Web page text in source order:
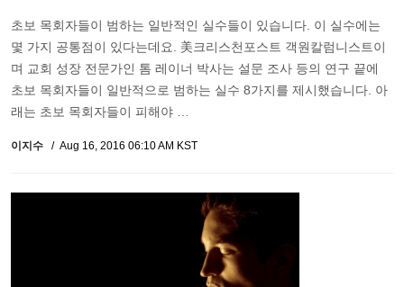
초보 목회자들이 범하는 일반적인 실수들이 있습니다. 이 실수에는
몇 가지 공통점이 있다는데요. 美크리스천포스트 객원칼럼니스트이
며 교회 성장 전문가인 톰 레이너 박사는 설문 조사 등의 연구 끝에
초보 목회자들이 일반적으로 범하는 실수 8가지를 제시했습니다. 아
래는 초보 목회자들이 피해야 …
이지수 Aug 16, 2016 06:10 AM KST